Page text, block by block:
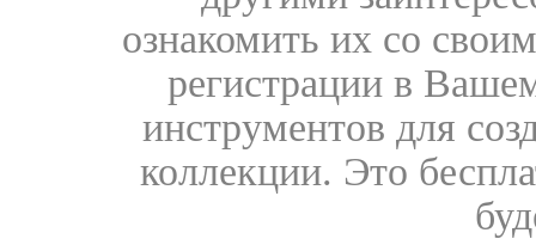
ознакомить их со
регистрации в
инструментов для
коллекции. Это